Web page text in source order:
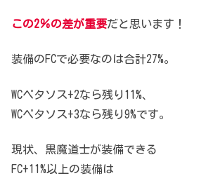
この2％の差が重要だと思います！
装備のFCで必要なのは合計27%。
WCペタソス+2なら残り11%、
WCペタソス+3なら残り9%です。
現状、黒魔道士が装備できる
FC+11%以上の装備は